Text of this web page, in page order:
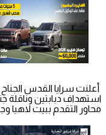
أعلنت سرايا القدس
استهداف دبابتين وناقلة
محاور التقدم ببيت لاهيا